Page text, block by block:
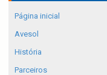
Página inicial
Avesol
História
Parceiros